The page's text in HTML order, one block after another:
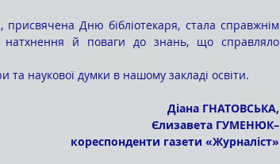
натхнення й поваги до знань, що справляло
та наукової думки в нашому закладі освіти.
Діана ГНАТОВСЬКА,
Єлизавета ГУМЕНЮК–
кореспонденти газети «Журналіст»